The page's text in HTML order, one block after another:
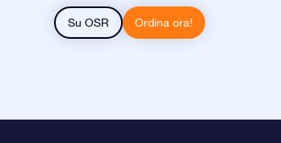
Su OSR Ordina ora!